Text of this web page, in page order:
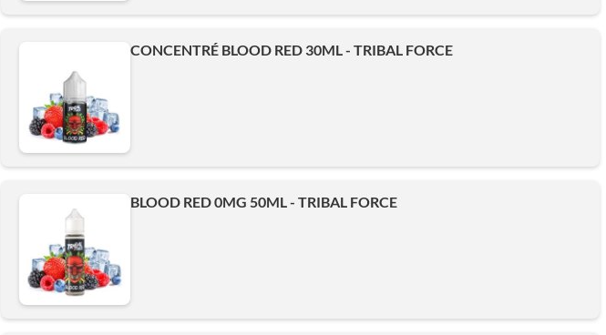
CONCENTRÉ BLOOD RED 30ML - TRIBAL FORCE
BLOOD RED 0MG 50ML - TRIBAL FORCE